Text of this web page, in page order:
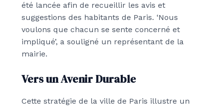
été lancée afin de recueillir les avis et
suggestions des habitants de Paris. ‘Nous
voulons que chacun se sente concerné et
impliqué’, a souligné un représentant de la
mairie.
Vers un Avenir Durable
Cette stratégie de la ville de Paris illustre un